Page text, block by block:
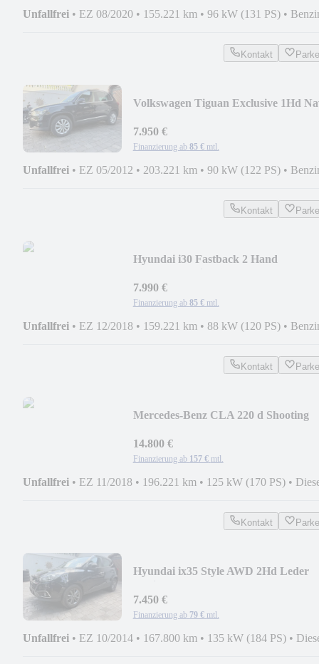
Unfallfrei • EZ 08/2020 • 155.221 km • 96 kW (131 PS) •
Kontakt
Volkswagen Tiguan Exclusive 1Hd
7.950 €
Finanzierung ab 85 € mtl.
Unfallfrei • EZ 05/2012 • 203.221 km • 90 kW (122 PS) •
Kontakt
Hyundai i30 Fastback 2 Hand
7.990 €
Finanzierung ab 85 € mtl.
Unfallfrei • EZ 12/2018 • 159.221 km • 88 kW (120 PS) •
Kontakt
Mercedes-Benz CLA 220 d Shooting
14.800 €
Finanzierung ab 157 € mtl.
Unfallfrei • EZ 11/2018 • 196.221 km • 125 kW (170 PS) •
Kontakt
Hyundai ix35 Style AWD 2Hd Leder
7.450 €
Finanzierung ab 79 € mtl.
Unfallfrei • EZ 10/2014 • 167.800 km • 135 kW (184 PS) •